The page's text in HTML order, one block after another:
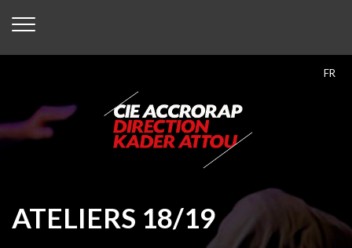
FR
ATELIERS 18/19